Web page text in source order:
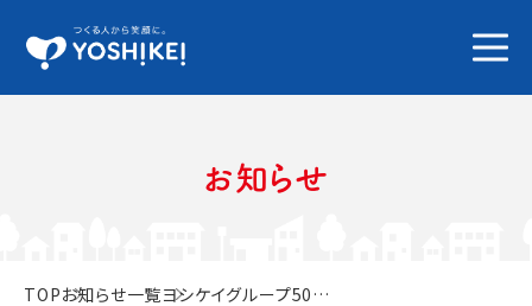
お知らせ
TOPお知らせ一覧 ヨシケイグループ50周年記念ロゴを発表～感謝の想いを込めた記念ロゴと、人気ロングセラーメニュー企画を展開～